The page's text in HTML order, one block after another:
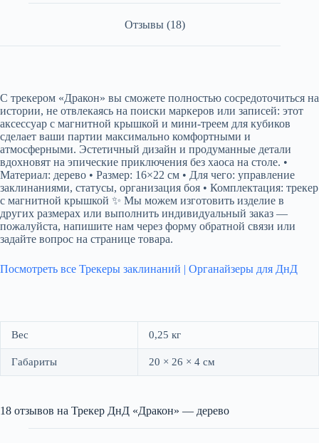
Отзывы (18)
С трекером «Дракон» вы сможете полностью сосредоточиться на
истории, не отвлекаясь на поиски маркеров или записей: этот
аксессуар с магнитной крышкой и мини-треем для кубиков
сделает ваши партии максимально комфортными и
атмосферными. Эстетичный дизайн и продуманные детали
вдохновят на эпические приключения без хаоса на столе. •
Материал: дерево • Размер: 16×22 см • Для чего: управление
заклинаниями, статусы, организация боя • Комплектация: трекер
с магнитной крышкой ✨ Мы можем изготовить изделие в
других размерах или выполнить индивидуальный заказ —
пожалуйста, напишите нам через форму обратной связи или
задайте вопрос на странице товара.
Посмотреть все Трекеры заклинаний | Органайзеры для ДнД
Вес 0,25 кг
Габариты 20 × 26 × 4 см
18 отзывов на Трекер ДнД «Дракон» — дерево